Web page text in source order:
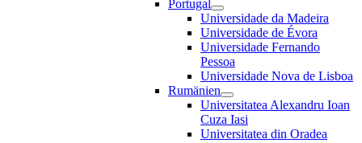
Portugal
Universidade da Madeira
Universidade de Évora
Universidade Fernando
Pessoa
Universidade Nova de Lisboa
Rumänien
Universitatea Alexandru Ioan
Cuza Iasi
Universitatea din Oradea